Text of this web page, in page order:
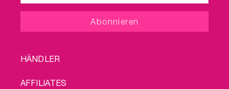
FOOTER
HÄNDLER
AFFILIATES